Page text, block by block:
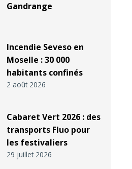
Gandrange
Incendie Seveso en
Moselle : 30 000
habitants confinés
2 août 2026
Cabaret Vert 2026 : des
transports Fluo pour
les festivaliers
29 juillet 2026